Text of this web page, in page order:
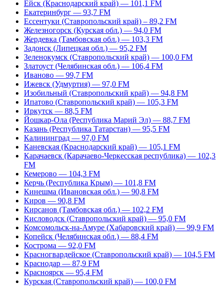
Ейск (Краснодарский край) — 101,1 FM
Екатеринбург — 93,7 FM
Ессентуки (Ставропольский край) – 89,2 FM
Железногорск (Курская обл.) — 94,0 FM
Жердевка (Тамбовская обл.) — 103,3 FM
Задонск (Липецкая обл.) — 95,2 FM
Зеленокумск (Ставропольский край) — 100,0 FM
Златоуст (Челябинская обл.) — 106,4 FM
Иваново — 99,7 FM
Ижевск (Удмуртия) — 97,0 FM
Изобильный (Ставропольский край) — 94,8 FM
Ипатово (Ставропольский край) — 105,3 FM
Иркутск — 88,5 FM
Йошкар-Ола (Республика Марий Эл) — 88,7 FM
Казань (Республика Татарстан) — 95,5 FM
Калининград — 97,0 FM
Каневская (Краснодарский край) — 105,1 FM
Карачаевск (Карачаево-Черкесская республика) — 102,3
FM
Кемерово — 104,3 FM
Керчь (Республика Крым) — 101,8 FM
Кинешма (Ивановская обл.) — 90,8 FM
Киров — 90,8 FM
Кирсанов (Тамбовская обл.) — 102,2 FM
Кисловодск (Ставропольский край) — 95,0 FM
Комсомольск-на-Амуре (Хабаровский край) — 99,9 FM
Копейск (Челябинская обл.) — 88,4 FM
Кострома — 92,0 FM
Красногвардейское (Ставропольский край) — 104,5 FM
Краснодар — 87,9 FM
Красноярск — 95,4 FM
Курская (Ставропольский край) — 100,0 FM